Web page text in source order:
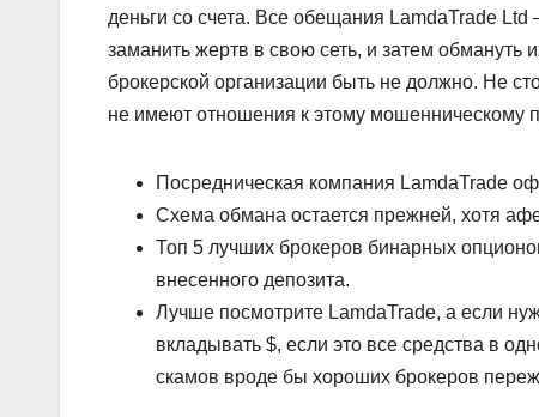
деньги со счета. Все обещания LamdaTrade
заманить жертв в свою сеть, и затем обмануть
брокерской организации быть не должно. Не
не имеют отношения к этому мошенническому
Посредническая компания LamdaTrade
Схема обмана остается прежней, хотя
Топ 5 лучших брокеров бинарных
внесенного депозита.
Лучше посмотрите LamdaTrade, а если
вкладывать $, если это все средства в
скамов вроде бы хороших брокеров